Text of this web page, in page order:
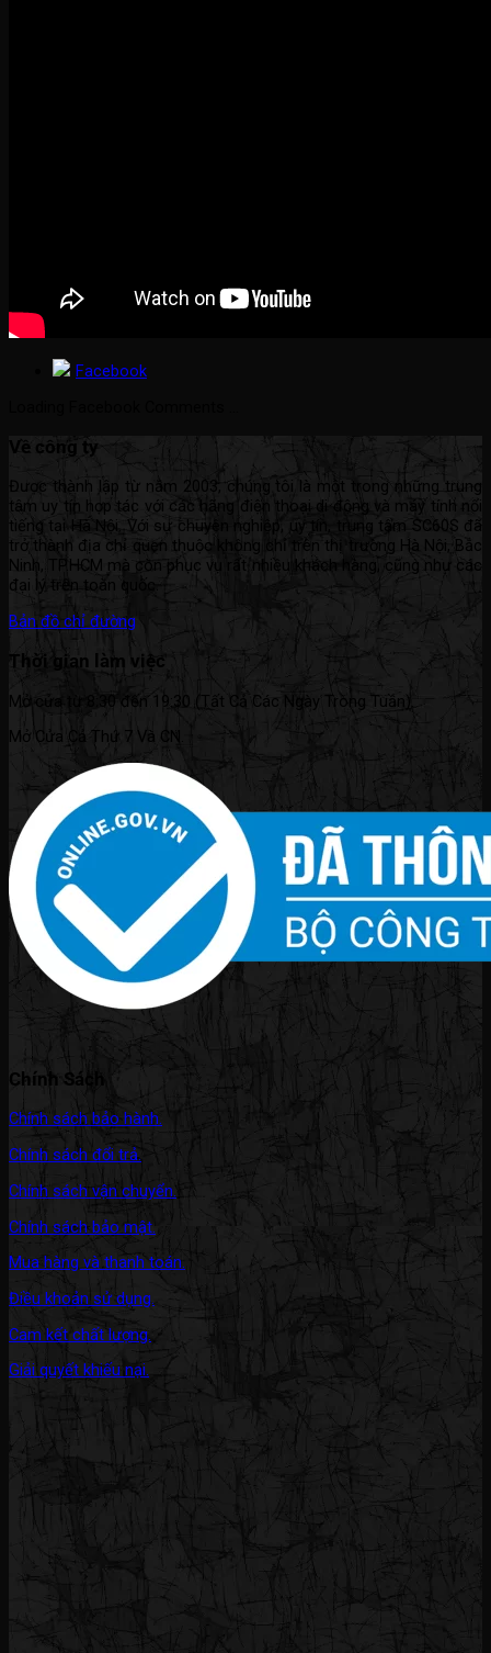
Facebook
Về công ty
Được thành lập từ năm 2003, chúng tôi là một trong những trung
tâm uy tín hợp tác với các hãng điện thoại di động và máy tính nổi
tiếng tại Hà Nội. Với sự chuyên nghiệp, uy tín, trung tâm SC60S đã
trở thành địa chỉ quen thuộc không chỉ trên thị trường Hà Nội, Bắc
Ninh, TP.HCM mà còn phục vụ rất nhiều khách hàng, cũng như các
đại lý trên toàn quốc.
Bản đồ chỉ đường
Thời gian làm việc
Mở cửa từ 8:30 đến 19:30 (Tất Cả Các Ngày Trong Tuần).
Mở Cửa Cả Thứ 7 Và CN.
Chính Sách
Chính sách bảo hành.
Chính sách đổi trả.
Chính sách vận chuyển.
Chính sách bảo mật.
Mua hàng và thanh toán.
Điều khoản sử dụng.
Cam kết chất lượng.
Giải quyết khiếu nại.